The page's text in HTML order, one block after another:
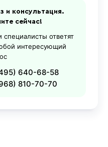
и консультация.
сейчас!
специалисты ответят
интересующий
640-68-58
810-70-70